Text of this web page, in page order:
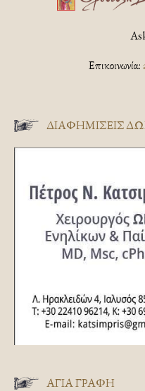
Επικοινωνία:
ΔΙΑΦΗΜΊΣΕΙΣ
ΑΓΊΑ ΓΡΑΦΉ